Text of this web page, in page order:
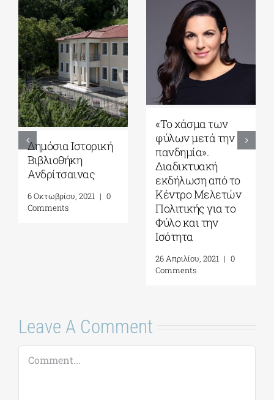
Δημόσια Ιστορική
Βιβλιοθήκη
Ανδρίτσαινας
6 Οκτωβρίου, 2021 | 0
Comments
«Το χάσμα των
φύλων μετά την
πανδημία».
Διαδικτυακή
εκδήλωση από το
Κέντρο Μελετών
Πολιτικής για το
Φύλο και την
Ισότητα
26 Απριλίου, 2021 | 0
Comments
Leave A Comment
Comment